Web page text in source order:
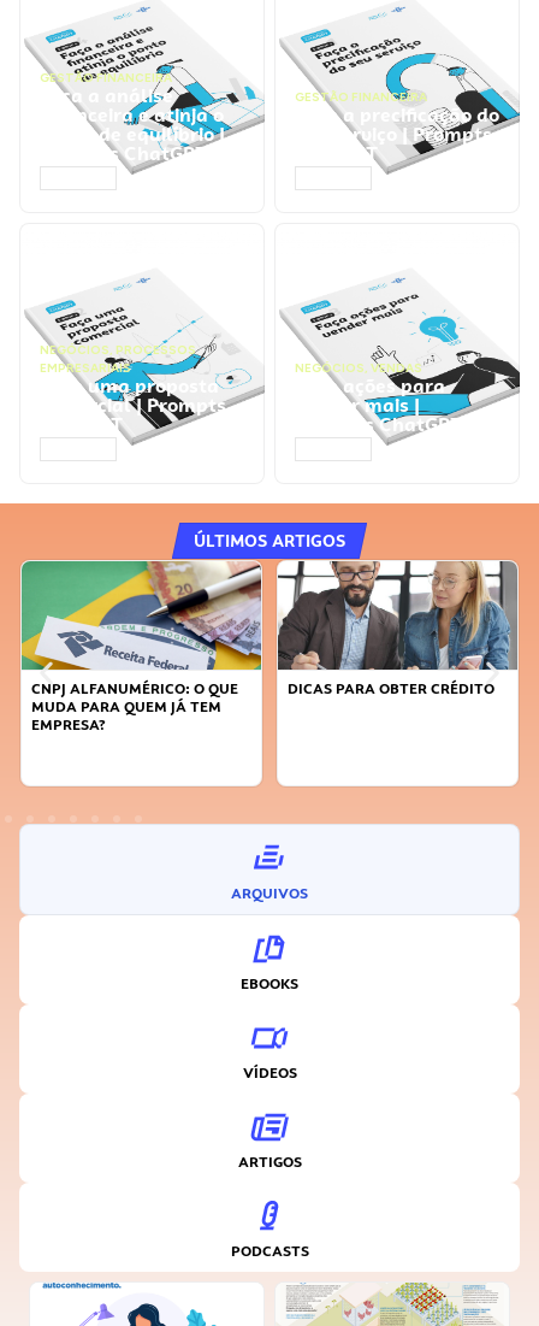
GESTÃO FINANCEIRA
Faça a análise
financeira e atinja o
ponto de equilíbrio |
Prompts ChatGPT
GESTÃO FINANCEIRA
Faça a precificação do
seu serviço | Prompts
ChatGPT
NEGÓCIOS, PROCESSOS
EMPRESARIAIS
Faça uma proposta
comercial | Prompts
ChatGPT
NEGÓCIOS, VENDAS
Faça ações para
vender mais |
Prompts ChatGPT
ÚLTIMOS ARTIGOS
O QUE
QUEM JÁ TEM
DICAS PARA OBTER CRÉDITO
FAÇA A
ARQUIVOS
EBOOKS
VÍDEOS
ARTIGOS
PODCASTS